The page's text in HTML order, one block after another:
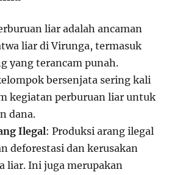
liar adalah ancaman
liar di Virunga, termasuk
yang terancam punah.
bersenjata sering kali
kegiatan perburuan liar untuk
dana.
Ilegal: Produksi arang ilegal
deforestasi dan kerusakan
liar. Ini juga merupakan